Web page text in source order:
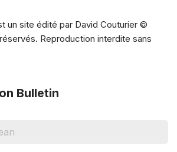
un site édité par David Couturier ©
Reproduction interdite sans
Bulletin